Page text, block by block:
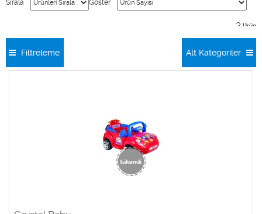
Sırala Göster
3 Ürün
Filtreleme Alt Kategoriler